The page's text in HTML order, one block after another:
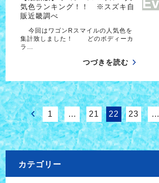
気色ランキング！！ ※スズキ自
販近畿調べ
今回はワゴンRスマイルの人気色を
集計致しました！ どのボディーカ
ラ…
つづきを読む
1 … 21 22 23 …
カテゴリー